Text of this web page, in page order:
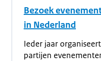
Bezoek
in Nederland
Ieder jaar
partijen